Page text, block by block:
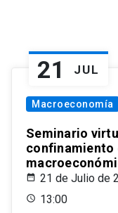
21 JUL
Macroeconomía
Seminario
confinamiento
21 de Julio de
13:00